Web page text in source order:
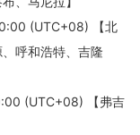
(UTC+08) 【北
呼和浩特、吉隆
(UTC+08) 【弗吉